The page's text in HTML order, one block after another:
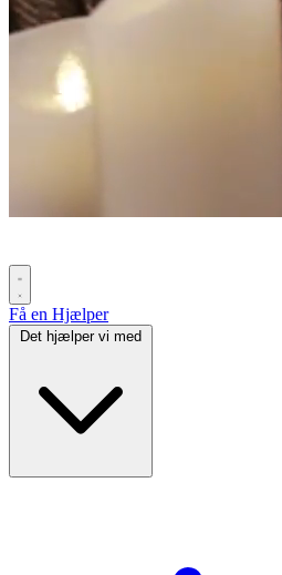
Få en Hjælper
Det hjælper vi med